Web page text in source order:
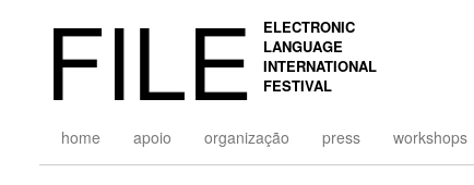
FILE
ELECTRONIC
LANGUAGE
INTERNATIONAL
FESTIVAL
home apoio organização press workshops